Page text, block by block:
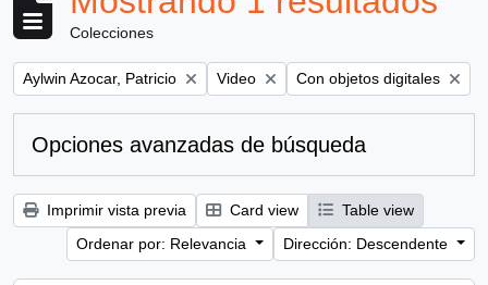
Colecciones
Remove filter:
Aylwin Azocar, Patricio Remove filter:
Video Remove filter:
Con objetos digitales
Opciones avanzadas de búsqueda
Imprimir vista previa Card view
Table view
Ordenar por: Relevancia
Dirección: Descendente